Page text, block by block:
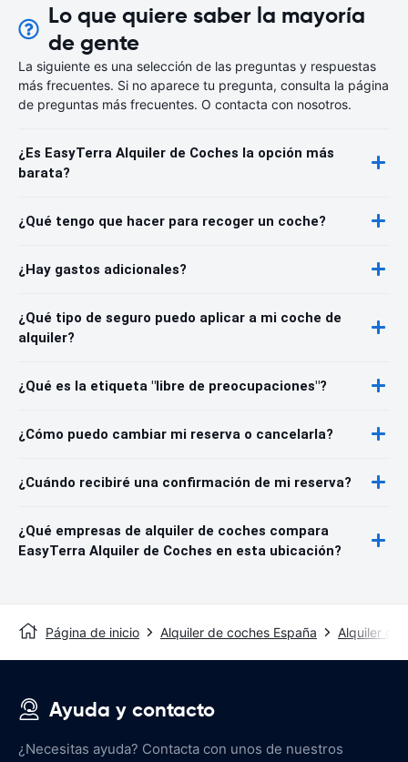
Lo que quiere saber la mayoría
de gente
La siguiente es una selección de las preguntas y respuestas
más frecuentes. Si no aparece tu pregunta, consulta la página
de preguntas más frecuentes. O contacta con nosotros.
¿Es EasyTerra Alquiler de Coches la opción más
barata?
¿Qué tengo que hacer para recoger un coche?
¿Hay gastos adicionales?
¿Qué tipo de seguro puedo aplicar a mi coche de
alquiler?
¿Qué es la etiqueta "libre de preocupaciones"?
¿Cómo puedo cambiar mi reserva o cancelarla?
¿Cuándo recibiré una confirmación de mi reserva?
¿Qué empresas de alquiler de coches compara
EasyTerra Alquiler de Coches en esta ubicación?
Página de inicio Alquiler de coches España Alquiler de
Ayuda y contacto
¿Necesitas ayuda? Contacta con unos de nuestros